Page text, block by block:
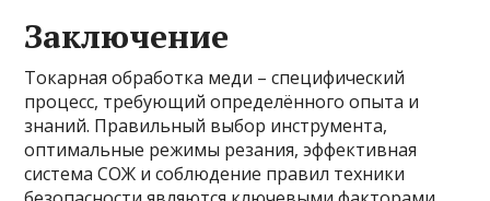
Заключение
Токарная обработка меди – специфический
процесс, требующий определённого опыта и
знаний. Правильный выбор инструмента,
оптимальные режимы резания, эффективная
система СОЖ и соблюдение правил техники